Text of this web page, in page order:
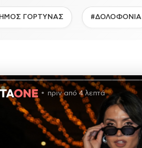
ΓΟΡΤΥΝΑΣ #ΔΟΛΟΦΟΝΙΑ
πριν από 4 λεπτά